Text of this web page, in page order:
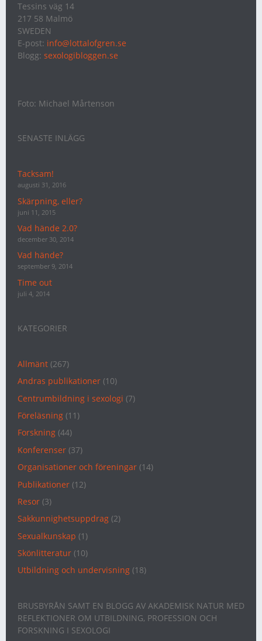
Tessins väg 14
217 58 Malmö
SWEDEN
E-post: info@lottalofgren.se
Blogg: sexologibloggen.se
Foto: Michael Mårtenson
SENASTE INLÄGG
Tacksam!
augusti 31, 2016
Skärpning, eller?
juni 11, 2015
Vad hände 2.0?
december 30, 2014
Vad hände?
september 9, 2014
Time out
juli 4, 2014
KATEGORIER
Allmänt (267)
Andras publikationer (10)
Centrumbildning i sexologi (7)
Föreläsning (11)
Forskning (44)
Konferenser (37)
Organisationer och föreningar (14)
Publikationer (12)
Resor (3)
Sakkunnighetsuppdrag (2)
Sexualkunskap (1)
Skönlitteratur (10)
Utbildning och undervisning (18)
BRUSBYRÅN SAMT EN BLOGG AV AKADEMISK NATUR MED
REFLEKTIONER OM UTBILDNING, PROFESSION OCH
FORSKNING I SEXOLOGI